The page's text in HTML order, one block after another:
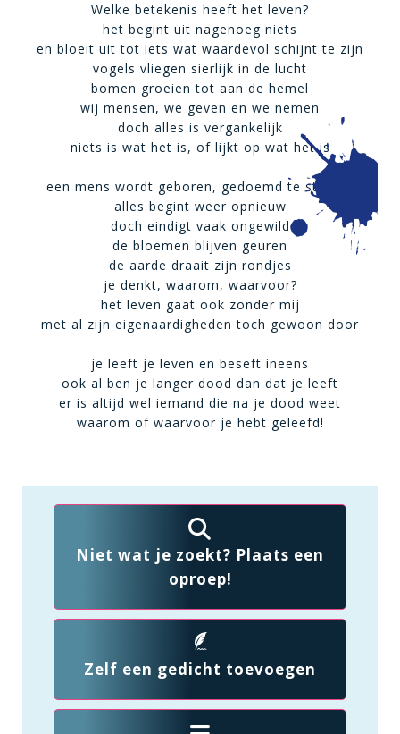
Welke betekenis heeft het leven?
het begint uit nagenoeg niets
en bloeit uit tot iets wat waardevol schijnt te zijn
vogels vliegen sierlijk in de lucht
bomen groeien tot aan de hemel
wij mensen, we geven en we nemen
doch alles is vergankelijk
niets is wat het is, of lijkt op wat het is
een mens wordt geboren, gedoemd te sterven
alles begint weer opnieuw
doch eindigt vaak ongewild
de bloemen blijven geuren
de aarde draait zijn rondjes
je denkt, waarom, waarvoor?
het leven gaat ook zonder mij
met al zijn eigenaardigheden toch gewoon door
je leeft je leven en beseft ineens
ook al ben je langer dood dan dat je leeft
er is altijd wel iemand die na je dood weet
waarom of waarvoor je hebt geleefd!
Niet wat je zoekt? Plaats een
oproep!
Zelf een gedicht toevoegen